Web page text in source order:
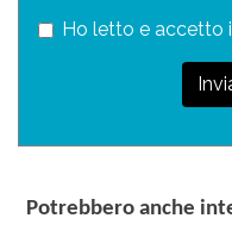
Ho letto e accetto
Potrebbero anche